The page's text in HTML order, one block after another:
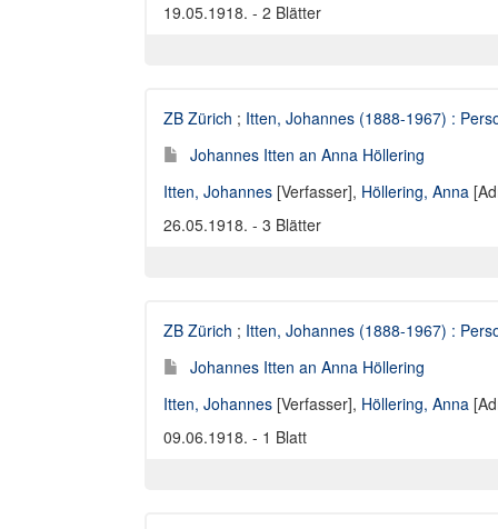
19.05.1918. - 2 Blätter
ZB Zürich ; Itten, Johannes (1888-1967) :
Johannes Itten an Anna Höllering
Itten, Johannes [Verfasser], Höllering, Anna
26.05.1918. - 3 Blätter
ZB Zürich ; Itten, Johannes (1888-1967) :
Johannes Itten an Anna Höllering
Itten, Johannes [Verfasser], Höllering, Anna
09.06.1918. - 1 Blatt